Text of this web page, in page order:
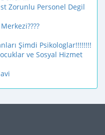
Zorunlu Personel Degil
Şimdi Psikologlar!!!!!!!!
ve Sosyal Hizmet